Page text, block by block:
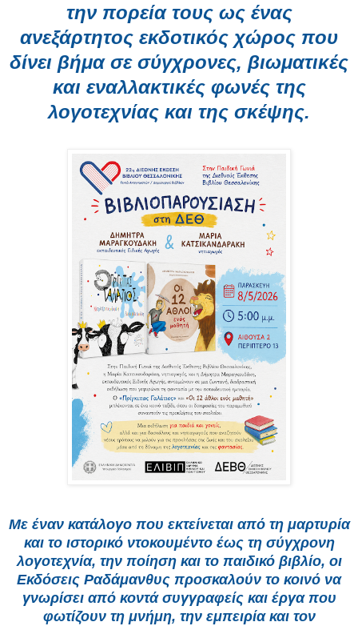
την πορεία τους ως ένας
ανεξάρτητος εκδοτικός χώρος που
δίνει βήμα σε σύγχρονες, βιωματικές
και εναλλακτικές φωνές της
λογοτεχνίας και της σκέψης.
Με έναν κατάλογο που εκτείνεται από τη μαρτυρία
και το ιστορικό ντοκουμέντο έως τη σύγχρονη
λογοτεχνία, την ποίηση και το παιδικό βιβλίο, οι
Εκδόσεις Ραδάμανθυς προσκαλούν το κοινό να
γνωρίσει από κοντά συγγραφείς και έργα που
φωτίζουν τη μνήμη, την εμπειρία και τον